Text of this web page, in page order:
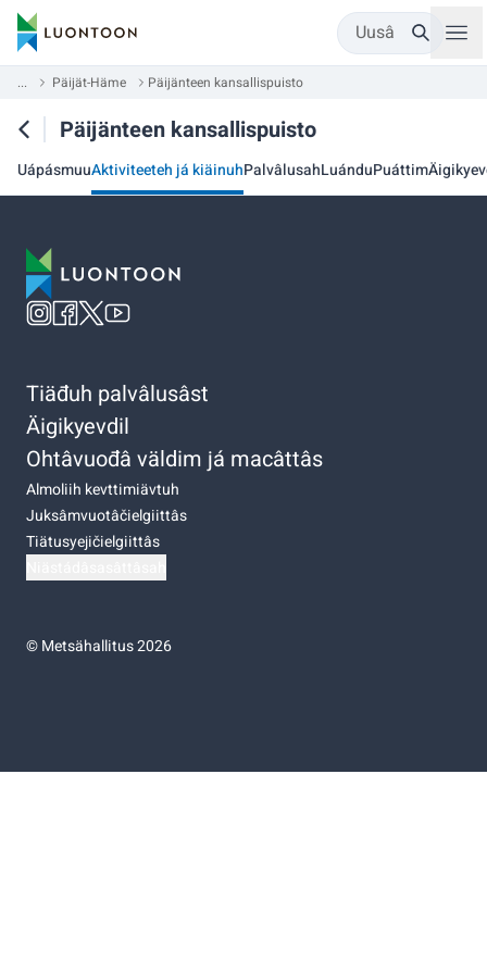
Uusâ
... Päijät-Häme Päijänteen kansallispuisto
Päijänteen kansallispuisto
UápásmuuAktiviteeteh já kiäinuhPalvâlusahLuánduPuáttim
Tiäđuh palvâlusâst
Äigikyevdil
Ohtâvuođâ väldim já macâttâs
Almoliih kevttimiävtuh
Juksâmvuotâčielgiittâs
Tiätusyejičielgiittâs
©Metsähallitus 2026